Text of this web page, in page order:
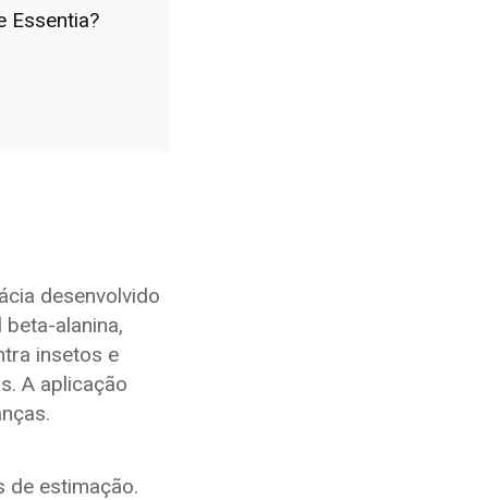
Essentia?
desenvolvido
alanina,
insetos e
A aplicação
de estimação.